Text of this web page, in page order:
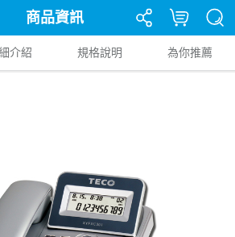
商品資訊
介紹 規格說明 為你推薦